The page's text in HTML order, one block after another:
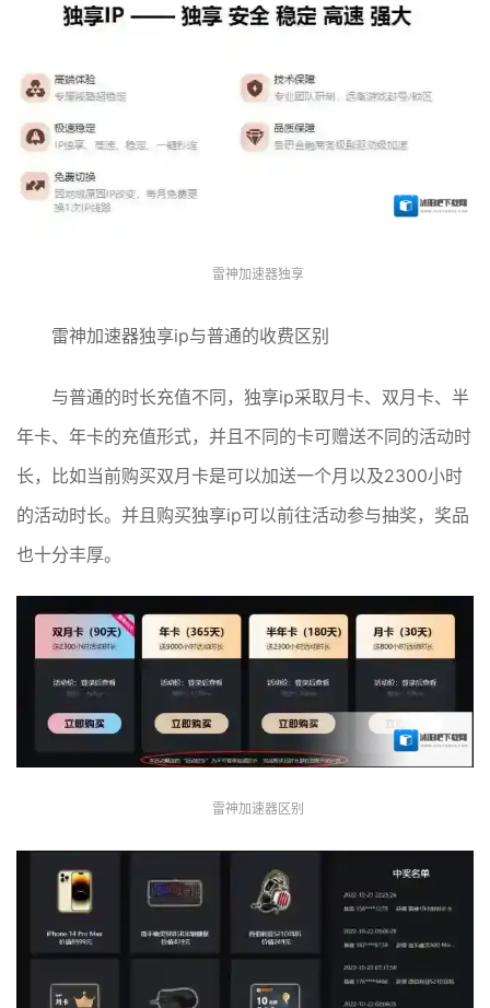
雷神加速器独享
雷神加速器独享ip与普通的收费区别
与普通的时长充值不同，独享ip采取月卡、双月卡、半
年卡、年卡的充值形式，并且不同的卡可赠送不同的活动时
长，比如当前购买双月卡是可以加送一个月以及2300小时
的活动时长。并且购买独享ip可以前往活动参与抽奖，奖品
也十分丰厚。
雷神加速器区别